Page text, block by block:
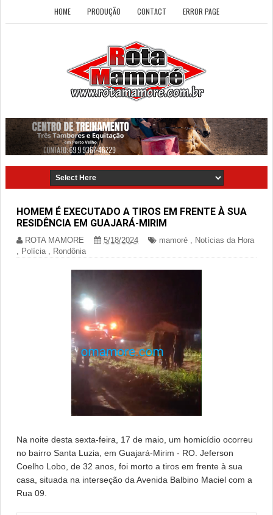
HOME PRODUÇÃO CONTACT ERROR PAGE
HOMEM É EXECUTADO A TIROS EM FRENTE À SUA
RESIDÊNCIA EM GUAJARÁ-MIRIM
ROTA MAMORE 5/18/2024 mamoré , Notícias da Hora
, Polícia, Rondônia
Na noite desta sexta-feira, 17 de maio, um homicídio ocorreu
no bairro Santa Luzia, em Guajará-Mirim - RO. Jeferson
Coelho Lobo, de 32 anos, foi morto a tiros em frente à sua
casa, situada na interseção da Avenida Balbino Maciel com a
Rua 09.